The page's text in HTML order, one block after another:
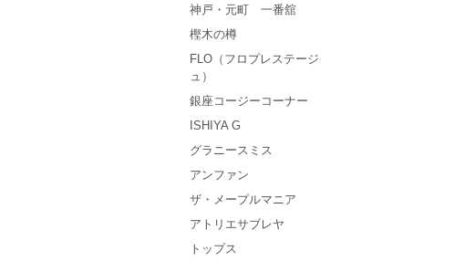
神戸・元町 一番舘
樫木の樽
FLO（フロプレステージ
ュ）
銀座コージーコーナー
ISHIYA G
グラニースミス
アンファン
ザ・メープルマニア
アトリエサブレヤ
トップス